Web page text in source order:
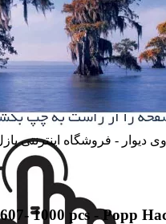
1000 pcs - Popp